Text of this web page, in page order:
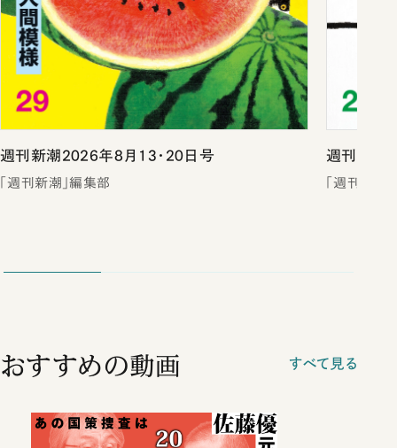
週刊新潮2026年8月13・20日号
「週刊新潮」編集部
週刊新潮
「週刊新潮
おすすめの動画 すべて見る